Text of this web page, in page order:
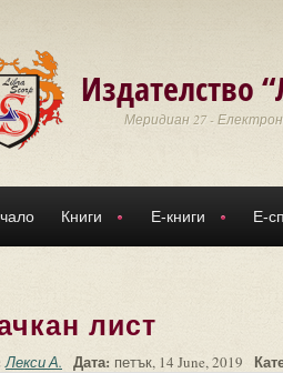
Издателство
Меридиан 27 -
Книги Е-книги Е-
лист
Лекси А. Дата: петък, 14 June, 2019